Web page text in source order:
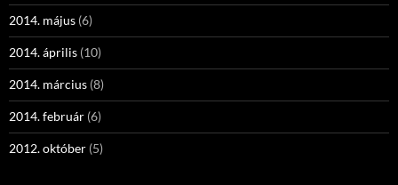
2014. május (6)
2014. április (10)
2014. március (8)
2014. február (6)
2012. október (5)